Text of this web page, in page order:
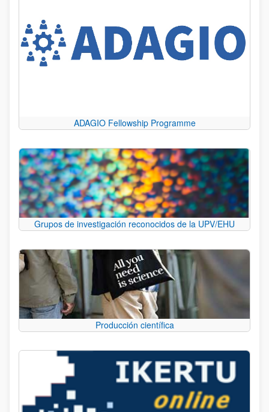
ADAGIO Fellowship Programme
Grupos de investigación reconocidos de la UPV/EHU
Producción científica